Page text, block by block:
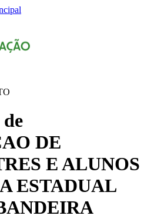
DE
E ALUNOS
ESTADUAL